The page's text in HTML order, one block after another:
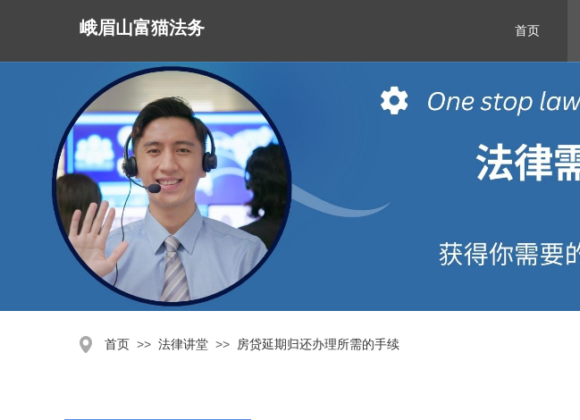
首页
峨眉山富猫法务
首页 >> 法律讲堂 >> 房贷延期归还办理所需的手续